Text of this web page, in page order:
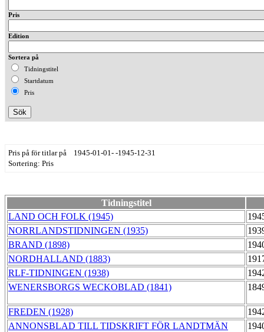
Pris
Edition
Sortera på
Tidningstitel
Startdatum
Pris
Pris på för titlar på 1945-01-01- -1945-12-31
Sortering: Pris
Tidningstitel
LAND OCH FOLK (1945)
NORRLANDSTIDNINGEN (1935)
BRAND (1898)
NORDHALLAND (1883)
RLF-TIDNINGEN (1938)
WENERSBORGS WECKOBLAD (1841)
FREDEN (1928)
ANNONSBLAD TILL TIDSKRIFT FÖR LANDTMÄN